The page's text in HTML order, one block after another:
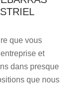
que vous
et
dans presque
que nous